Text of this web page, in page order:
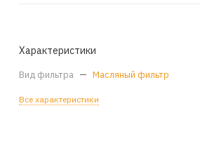
Характеристики
Вид фильтра — Масляный фильтр
Все характеристики